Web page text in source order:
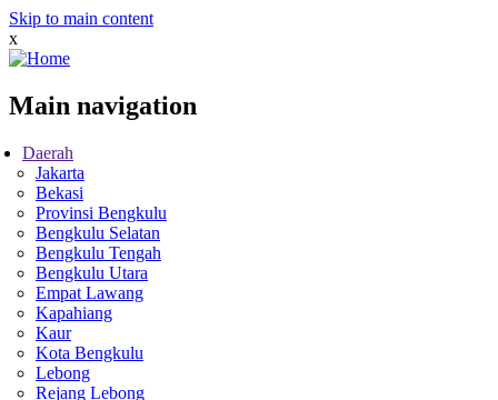
Skip to main content
x
Main navigation
Daerah
Jakarta
Bekasi
Provinsi Bengkulu
Bengkulu Selatan
Bengkulu Tengah
Bengkulu Utara
Empat Lawang
Kapahiang
Kaur
Kota Bengkulu
Lebong
Rejang Lebong